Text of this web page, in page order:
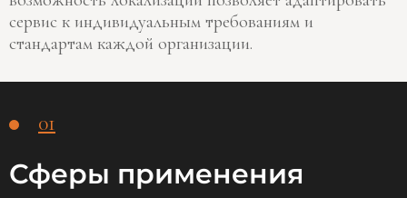
сервис к индивидуальным требованиям и
стандартам каждой организации.
01
Сферы применения